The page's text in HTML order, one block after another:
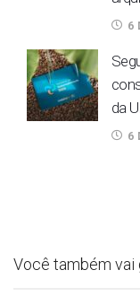
6
da
6
Você também vai